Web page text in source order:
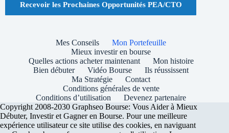
Recevoir les Prochaines Opportunités PEA/CTO
Mes Conseils
Mon Portefeuille
Mieux investir en bourse
Quelles actions acheter maintenant
Mon histoire
Bien débuter
Vidéo Bourse
Ils réussissent
Ma Stratégie
Contact
Conditions générales de vente
Conditions d’utilisation
Devenez partenaire
Copyright 2008-2030 Graphseo Bourse: Vous Aider à Mieux
Débuter, Investir et Gagner en Bourse. Pour une meilleure
expérience utilisateur ce site utilise des cookies, en naviguant